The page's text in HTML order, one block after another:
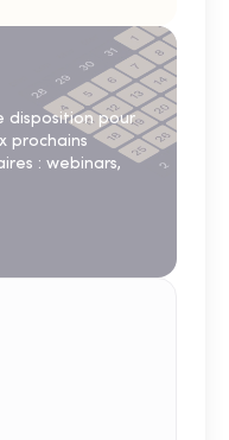
disposition pour
prochains
: webinars,